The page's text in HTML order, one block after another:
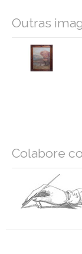
Outras
Colabore